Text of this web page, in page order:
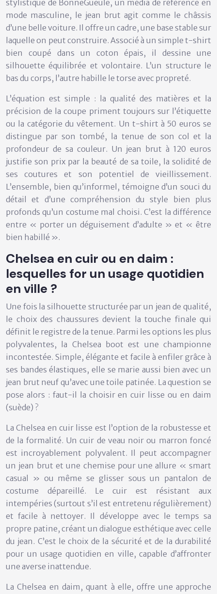
stylistique de BonneGueule, un média de référence en
mode masculine, le jean brut agit comme le châssis
d’une belle voiture. Il offre un cadre, une base stable sur
laquelle on peut construire. Associé à un simple t-shirt
bien coupé dans un coton épais, il dessine une
silhouette équilibrée et volontaire. L’un structure le
bas du corps, l’autre habille le torse avec propreté.
L’équation est simple : la qualité des matières et la
précision de la coupe priment toujours sur l’étiquette
ou la catégorie du vêtement. Un t-shirt à 50 euros se
distingue par son tombé, la tenue de son col et la
profondeur de sa couleur. Un jean brut à 120 euros
justifie son prix par la beauté de sa toile, la solidité de
ses coutures et son potentiel de vieillissement.
L’ensemble, bien qu’informel, témoigne d’un souci du
détail
et d’une compréhension du style bien plus
profonds qu’un costume mal choisi. C’est la différence
entre « porter un déguisement d’adulte » et « être
bien habillé ».
Chelsea en cuir ou en daim :
lesquelles for un usage quotidien
en ville ?
Une fois la silhouette structurée par un jean de qualité,
le choix des chaussures devient la touche finale qui
définit le registre de la tenue. Parmi les options les plus
polyvalentes, la Chelsea boot est une championne
incontestée. Simple, élégante et facile à enfiler grâce à
ses bandes élastiques, elle se marie aussi bien avec un
jean brut neuf qu’avec une toile patinée. La question se
pose alors : faut-il la choisir en cuir lisse ou en daim
(suède) ?
LaChelsea en cuir lisse est l’option de la robustesse et
de la formalité. Un cuir de veau noir ou marron foncé
est incroyablement polyvalent. Il peut accompagner
un jean brut et une chemise pour une allure « smart
casual » ou même se glisser sous un pantalon de
costume dépareillé. Le cuir est résistant aux
intempéries (surtout s’il est entretenu régulièrement)
et facile à nettoyer. Il développe avec le temps sa
propre patine, créant un dialogue esthétique avec celle
du jean. C’est le choix de la sécurité et de la durabilité
pour un usage quotidien en ville, capable d’affronter
une averse inattendue.
LaChelsea en daim , quant à elle, offre une approche